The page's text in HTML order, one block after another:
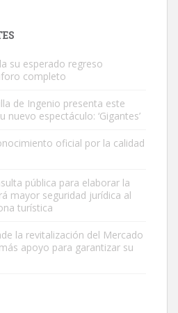
en la calle hace menos de un mes,
9.7.2025
su esperado regreso
completo
de Ingenio presenta este
nuevo espectáculo: ‘Gigantes’
oficial por la calidad
pública para elaborar la
mayor seguridad jurídica al
turística
la revitalización del Mercado
apoyo para garantizar su